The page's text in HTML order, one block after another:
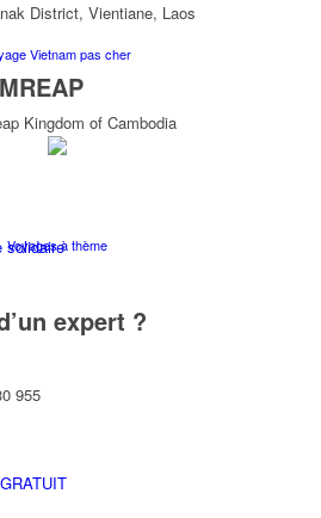
Vietnam pas cher
Voyages à thème
District, Vientiane, Laos
Kingdom of Cambodia
solidaire
expert ?
955